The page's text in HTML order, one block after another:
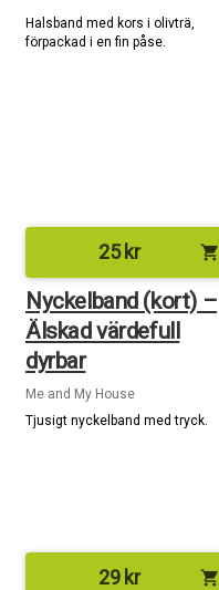
Halsband med kors i olivträ,
förpackad i en fin påse.
25kr shopping_cart
Nyckelband (kort) –
Älskad värdefull
dyrbar
Me and My House
Tjusigt nyckelband med tryck.
29kr shopping_cart